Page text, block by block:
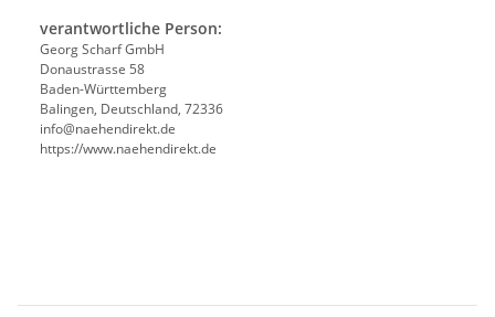
verantwortliche Person:
Georg Scharf GmbH
Donaustrasse 58
Baden-Württemberg
Balingen, Deutschland, 72336
info@naehendirekt.de
https://www.naehendirekt.de